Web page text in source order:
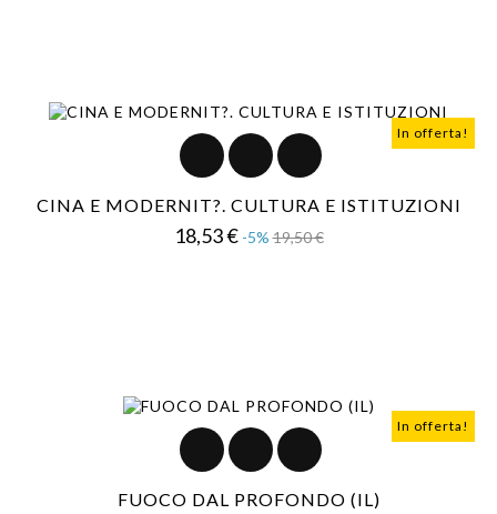
In offerta!
CINA E MODERNIT?. CULTURA E ISTITUZIONI
18,53 € Prezzo
-5% 19,50 €Prezzo
In offerta!
FUOCO DAL PROFONDO (IL)